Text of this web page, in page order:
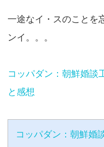
一途なイ・スのことを
ンイ。。。
コッパダン：朝鮮婚
と感想
コッパダン：朝鮮婚